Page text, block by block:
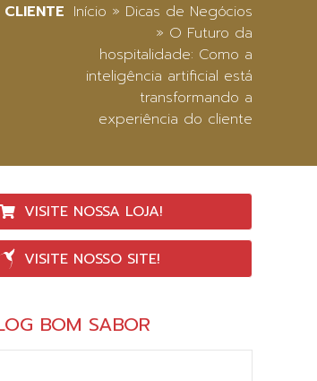
Início » Dicas de Negócios
» O Futuro da
hospitalidade: Como a
inteligência artificial está
transformando a
experiência do cliente
VISITE NOSSA LOJA!
VISITE NOSSO SITE!
BOM SABOR